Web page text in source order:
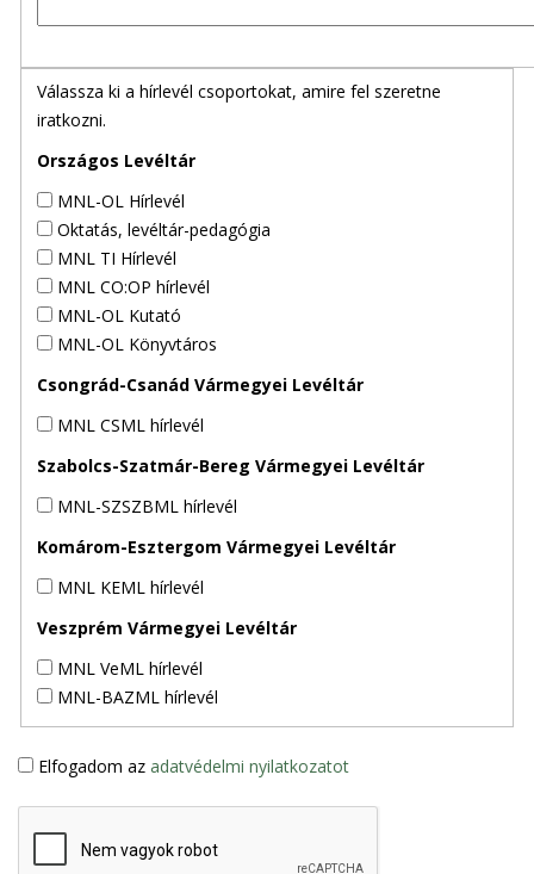
Válassza ki a hírlevél csoportokat, amire fel szeretne
iratkozni.
Országos Levéltár
MNL-OL Hírlevél
Oktatás, levéltár-pedagógia
MNL TI Hírlevél
MNL CO:OP hírlevél
MNL-OL Kutató
MNL-OL Könyvtáros
Csongrád-Csanád Vármegyei Levéltár
MNL CSML hírlevél
Szabolcs-Szatmár-Bereg Vármegyei Levéltár
MNL-SZSZBML hírlevél
Komárom-Esztergom Vármegyei Levéltár
MNL KEML hírlevél
Veszprém Vármegyei Levéltár
MNL VeML hírlevél
MNL-BAZML hírlevél
Elfogadom az adatvédelmi nyilatkozatot